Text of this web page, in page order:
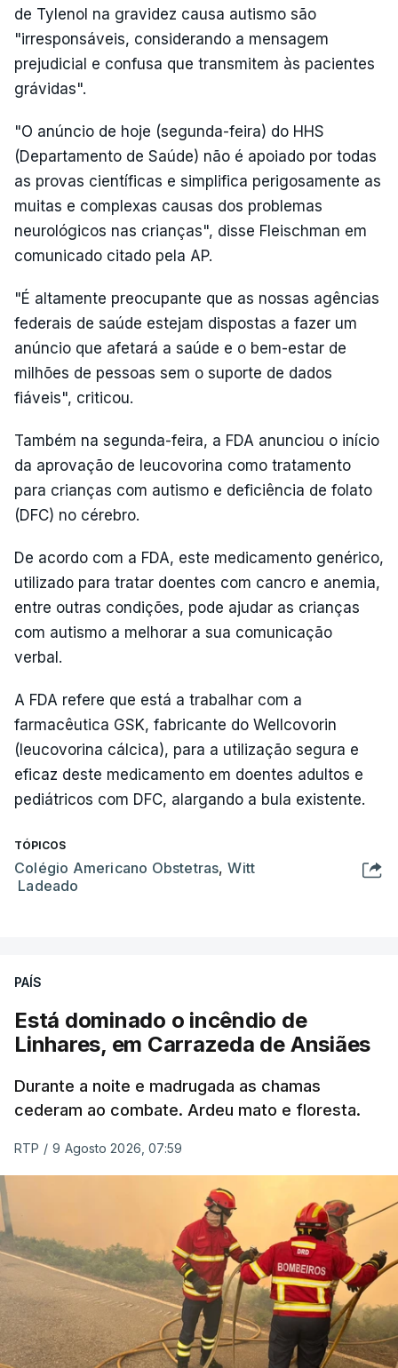
de Tylenol na gravidez causa autismo são
"irresponsáveis, considerando a mensagem
prejudicial e confusa que transmitem às pacientes
grávidas".
"O anúncio de hoje (segunda-feira) do HHS
(Departamento de Saúde) não é apoiado por todas
as provas científicas e simplifica perigosamente as
muitas e complexas causas dos problemas
neurológicos nas crianças", disse Fleischman em
comunicado citado pela AP.
"É altamente preocupante que as nossas agências
federais de saúde estejam dispostas a fazer um
anúncio que afetará a saúde e o bem-estar de
milhões de pessoas sem o suporte de dados
fiáveis", criticou.
Também na segunda-feira, a FDA anunciou o início
da aprovação de leucovorina como tratamento
para crianças com autismo e deficiência de folato
(DFC) no cérebro.
De acordo com a FDA, este medicamento genérico,
utilizado para tratar doentes com cancro e anemia,
entre outras condições, pode ajudar as crianças
com autismo a melhorar a sua comunicação
verbal.
A FDA refere que está a trabalhar com a
farmacêutica GSK, fabricante do Wellcovorin
(leucovorina cálcica), para a utilização segura e
eficaz deste medicamento em doentes adultos e
pediátricos com DFC, alargando a bula existente.
TÓPICOS
Colégio Americano Obstetras,Witt
Ladeado
PAÍS
Está dominado o incêndio de
Linhares, em Carrazeda de Ansiães
Durante a noite e madrugada as chamas
cederam ao combate. Ardeu mato e floresta.
RTP / 9 Agosto 2026, 07:59